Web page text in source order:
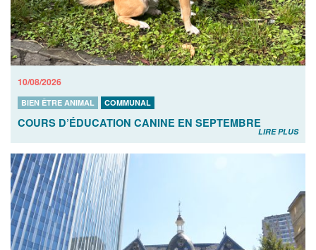
10/08/2026
BIEN ÊTRE ANIMAL COMMUNAL
COURS D’ÉDUCATION CANINE EN SEPTEMBRE
LIRE PLUS